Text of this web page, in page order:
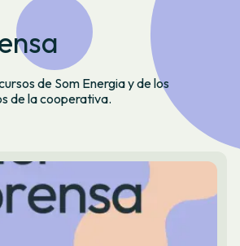
de Som Energia y de los
de la cooperativa.